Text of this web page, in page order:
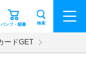
パンフ・願書 検索
ードGET